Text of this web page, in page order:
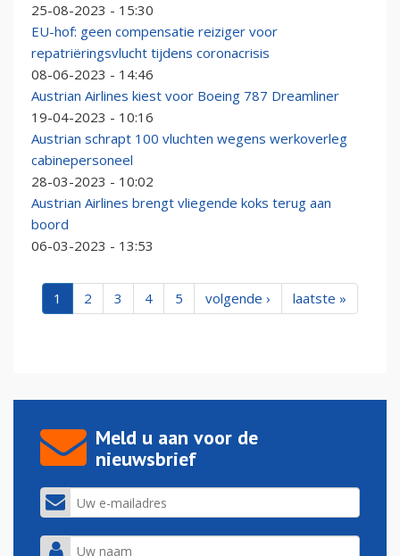
25-08-2023 - 15:30
EU-hof: geen compensatie reiziger voor
repatriëringsvlucht tijdens coronacrisis
08-06-2023 - 14:46
Austrian Airlines kiest voor Boeing 787 Dreamliner
19-04-2023 - 10:16
Austrian schrapt 100 vluchten wegens werkoverleg
cabinepersoneel
28-03-2023 - 10:02
Austrian Airlines brengt vliegende koks terug aan
boord
06-03-2023 - 13:53
1 2 3 4 5 volgende › laatste »
Meld u aan voor de
nieuwsbrief